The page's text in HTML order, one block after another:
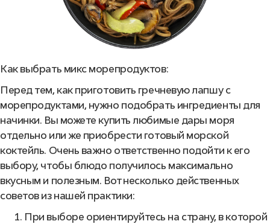
Как выбрать микс морепродуктов:
Перед тем, как приготовить гречневую лапшу с
морепродуктами, нужно подобрать ингредиенты для
начинки. Вы можете купить любимые дары моря
отдельно или же приобрести готовый морской
коктейль. Очень важно ответственно подойти к его
выбору, чтобы блюдо получилось максимально
вкусным и полезным. Вот несколько действенных
советов из нашей практики:
При выборе ориентируйтесь на страну, в которой